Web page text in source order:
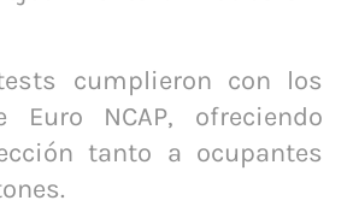
cumplieron con los
Euro NCAP, ofreciendo
tanto a ocupantes